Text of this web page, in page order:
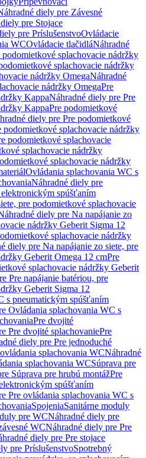
diely pre Závesné
pre Stojace
pre PríslušenstvoOvládacie
WCOvládacie tlačidláNáhradné
podomietkové splachovacie nádržky
splachovacie nádržky
nádržky OmegaNáhradné
nádržky OmegaPre
KappaNáhradné diely pre Pre
KappaPre podomietkové
diely pre Pre podomietkové
podomietkové splachovacie nádržky
podomietkové splachovacie
splachovacie nádržky
splachovacie nádržky
Ovládania splachovania WC s
Náhradné diely pre
spúšťaním
pre podomietkové splachovacie
diely pre Na napájanie zo
nádržky Geberit Sigma 12
splachovacie nádržky
diely pre Na napájanie zo siete, pre
Geberit Omega 12 cmPre
splachovacie nádržky Geberit
Pre napájanie batériou, pre
Geberit Sigma 12
s pneumatickým spúšťaním
Ovládania splachovania WC s
Pre dvojité
Pre dvojité splachovaniePre
diely pre Pre jednoduché
splachovania WCNáhradné
splachovania WCSúprava pre
Súprava pre hrubú montážPre
spúšťaním
Pre ovládania splachovania WC s
SpojeniaSanitárne moduly
pre WCNáhradné diely pre
WCNáhradné diely pre Pre
diely pre Pre stojace
pre PríslušenstvoSpotrebný